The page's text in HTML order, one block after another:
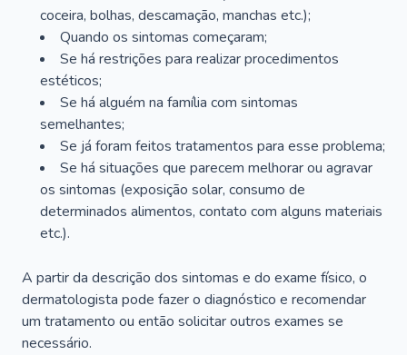
coceira, bolhas, descamação, manchas etc.);
Quando os sintomas começaram;
Se há restrições para realizar procedimentos
estéticos;
Se há alguém na família com sintomas
semelhantes;
Se já foram feitos tratamentos para esse problema;
Se há situações que parecem melhorar ou agravar
os sintomas (exposição solar, consumo de
determinados alimentos, contato com alguns materiais
etc.).
A partir da descrição dos sintomas e do exame físico, o
dermatologista pode fazer o diagnóstico e recomendar
um tratamento ou então solicitar outros exames se
necessário.